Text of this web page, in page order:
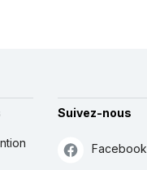
Suivez-nous
Facebook